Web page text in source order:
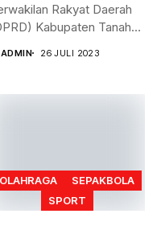
Rakyat Daerah
Kabupaten Tanah
ADMIN 26 JULI 2023
OLAHRAGA
SEPAKBOLA
SPORT